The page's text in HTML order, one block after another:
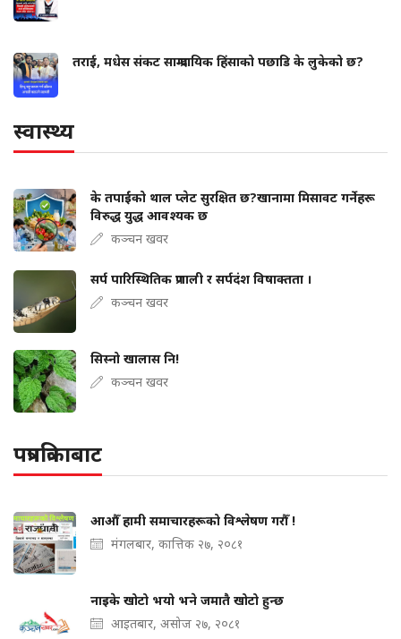
तराई, मधेस संकट साम्प्रदायिक हिंसाको पछाडि के लुकेको छ?
स्वास्थ्य
के तपाईंको थाल प्लेट सुरक्षित छ?खानामा मिसावट गर्नेहरू
विरुद्ध युद्ध आवश्यक छ
कञ्चन खवर
सर्प पारिस्थितिक प्रणाली र सर्पदंश विषाक्तता ।
कञ्चन खवर
सिस्नो खालास नि!
कञ्चन खवर
पत्रपत्रिकाबाट
आऔँ हामी समाचारहरूको विश्लेषण गरौँ !
मंगलबार, कात्तिक २७, २०८१
नाइके खोटो भयो भने जमातै खोटो हुन्छ
आइतबार, असोज २७, २०८१